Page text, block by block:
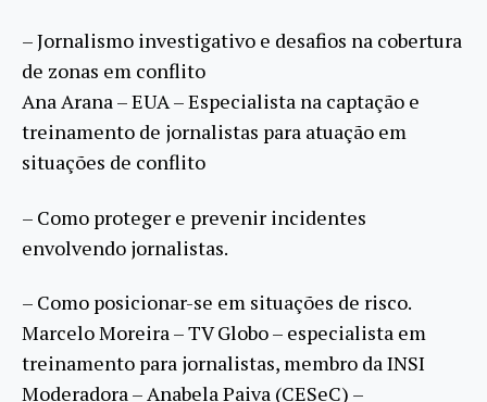
– Jornalismo investigativo e desafios na cobertura
de zonas em conflito
Ana Arana – EUA – Especialista na captação e
treinamento de jornalistas para atuação em
situações de conflito
– Como proteger e prevenir incidentes
envolvendo jornalistas.
– Como posicionar-se em situações de risco.
Marcelo Moreira – TV Globo – especialista em
treinamento para jornalistas, membro da INSI
Moderadora – Anabela Paiva (CESeC) –